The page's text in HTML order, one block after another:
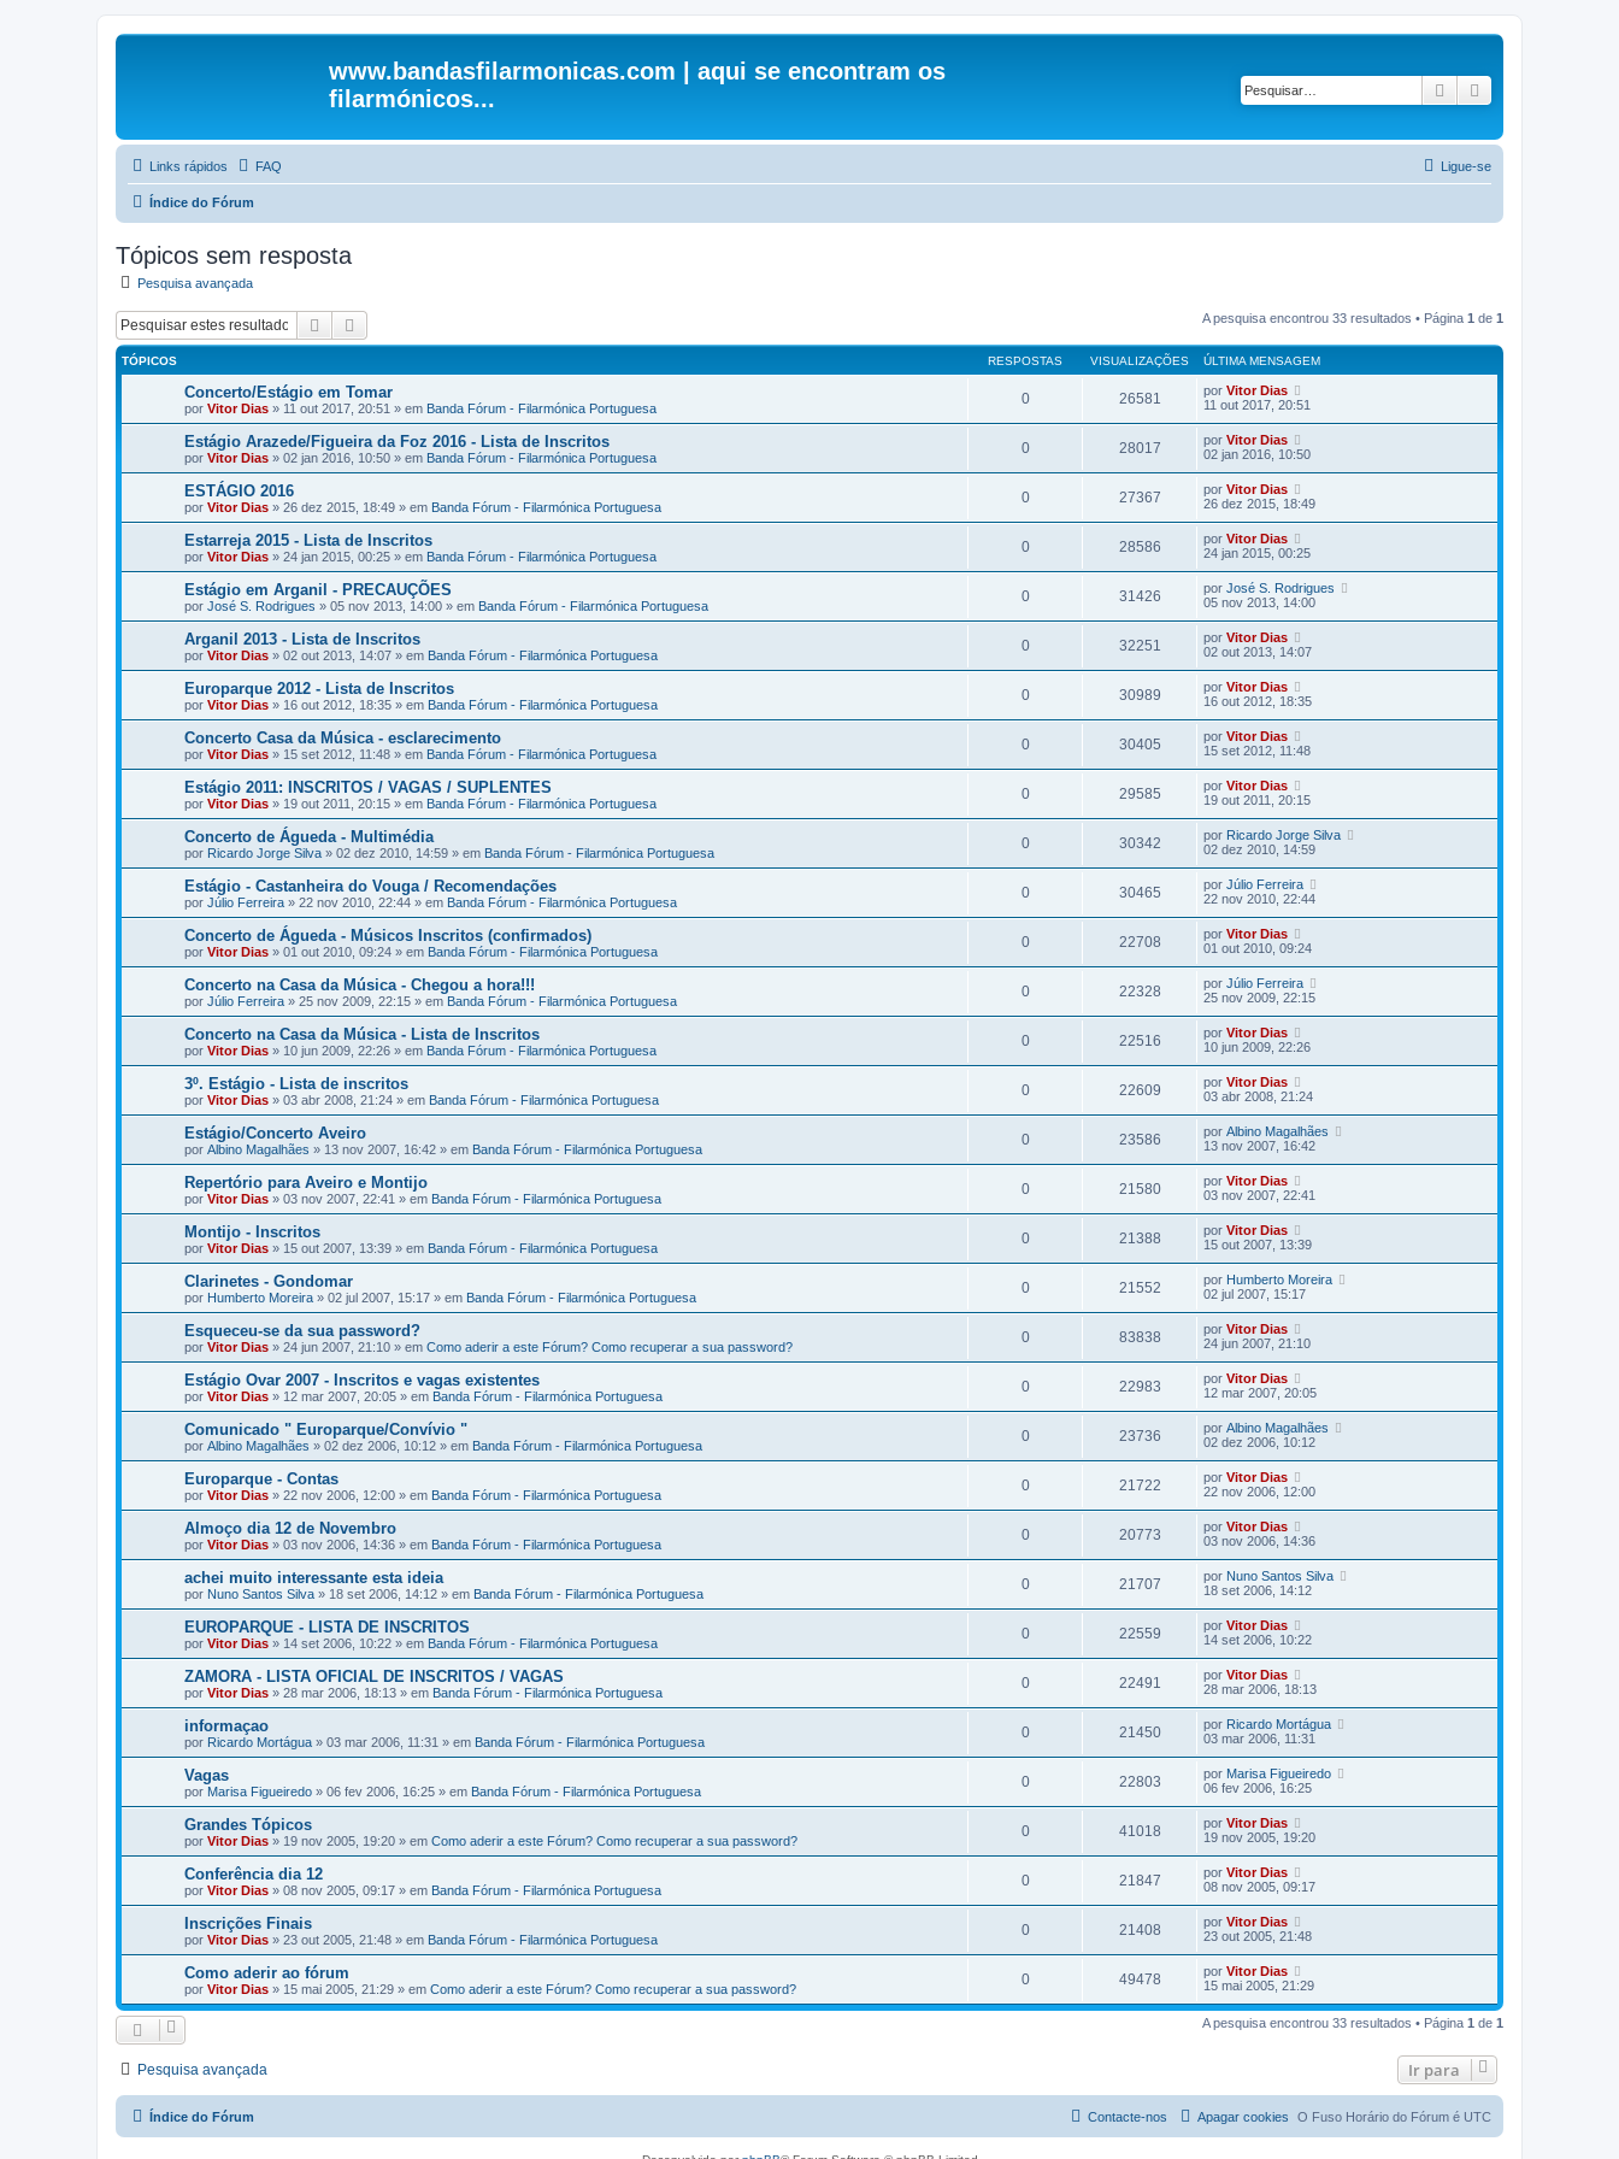
www.bandasfilarmonicas.com | aqui se encontram os
filarmónicos...
Pesquisar
Links rápidos FAQ Ligue-se
Índice do Fórum
Tópicos sem resposta
Pesquisa avançada
Pesquisar A pesquisa encontrou 33 resultados • Página 1 de 1
TÓPICOS RESPOSTAS VISUALIZAÇÕES ÚLTIMA MENSAGEM
Concerto/Estágio em Tomar
por Vitor Dias » 11 out 2017, 20:51 » em Banda Fórum - Filarmónica Portuguesa
0 26581 por Vitor Dias
11 out 2017, 20:51
Estágio Arazede/Figueira da Foz 2016 - Lista de Inscritos
por Vitor Dias » 02 jan 2016, 10:50 » em Banda Fórum - Filarmónica Portuguesa
0 28017 por Vitor Dias
02 jan 2016, 10:50
ESTÁGIO 2016
por Vitor Dias » 26 dez 2015, 18:49 » em Banda Fórum - Filarmónica Portuguesa
0 27367 por Vitor Dias
26 dez 2015, 18:49
Estarreja 2015 - Lista de Inscritos
por Vitor Dias » 24 jan 2015, 00:25 » em Banda Fórum - Filarmónica Portuguesa
0 28586 por Vitor Dias
24 jan 2015, 00:25
Estágio em Arganil - PRECAUÇÕES
por José S. Rodrigues » 05 nov 2013, 14:00 » em Banda Fórum - Filarmónica Portuguesa
0 31426 por José S. Rodrigues
05 nov 2013, 14:00
Arganil 2013 - Lista de Inscritos
por Vitor Dias » 02 out 2013, 14:07 » em Banda Fórum - Filarmónica Portuguesa
0 32251 por Vitor Dias
02 out 2013, 14:07
Europarque 2012 - Lista de Inscritos
por Vitor Dias » 16 out 2012, 18:35 » em Banda Fórum - Filarmónica Portuguesa
0 30989 por Vitor Dias
16 out 2012, 18:35
Concerto Casa da Música - esclarecimento
por Vitor Dias » 15 set 2012, 11:48 » em Banda Fórum - Filarmónica Portuguesa
0 30405 por Vitor Dias
15 set 2012, 11:48
Estágio 2011: INSCRITOS / VAGAS / SUPLENTES
por Vitor Dias » 19 out 2011, 20:15 » em Banda Fórum - Filarmónica Portuguesa
0 29585 por Vitor Dias
19 out 2011, 20:15
Concerto de Águeda - Multimédia
por Ricardo Jorge Silva » 02 dez 2010, 14:59 » em Banda Fórum - Filarmónica Portuguesa
0 30342 por Ricardo Jorge Silva
02 dez 2010, 14:59
Estágio - Castanheira do Vouga / Recomendações
por Júlio Ferreira » 22 nov 2010, 22:44 » em Banda Fórum - Filarmónica Portuguesa
0 30465 por Júlio Ferreira
22 nov 2010, 22:44
Concerto de Águeda - Músicos Inscritos (confirmados)
por Vitor Dias » 01 out 2010, 09:24 » em Banda Fórum - Filarmónica Portuguesa
0 22708 por Vitor Dias
01 out 2010, 09:24
Concerto na Casa da Música - Chegou a hora!!!
por Júlio Ferreira » 25 nov 2009, 22:15 » em Banda Fórum - Filarmónica Portuguesa
0 22328 por Júlio Ferreira
25 nov 2009, 22:15
Concerto na Casa da Música - Lista de Inscritos
por Vitor Dias » 10 jun 2009, 22:26 » em Banda Fórum - Filarmónica Portuguesa
0 22516 por Vitor Dias
10 jun 2009, 22:26
3º. Estágio - Lista de inscritos
por Vitor Dias » 03 abr 2008, 21:24 » em Banda Fórum - Filarmónica Portuguesa
0 22609 por Vitor Dias
03 abr 2008, 21:24
Estágio/Concerto Aveiro
por Albino Magalhães » 13 nov 2007, 16:42 » em Banda Fórum - Filarmónica Portuguesa
0 23586 por Albino Magalhães
13 nov 2007, 16:42
Repertório para Aveiro e Montijo
por Vitor Dias » 03 nov 2007, 22:41 » em Banda Fórum - Filarmónica Portuguesa
0 21580 por Vitor Dias
03 nov 2007, 22:41
Montijo - Inscritos
por Vitor Dias » 15 out 2007, 13:39 » em Banda Fórum - Filarmónica Portuguesa
0 21388 por Vitor Dias
15 out 2007, 13:39
Clarinetes - Gondomar
por Humberto Moreira » 02 jul 2007, 15:17 » em Banda Fórum - Filarmónica Portuguesa
0 21552 por Humberto Moreira
02 jul 2007, 15:17
Esqueceu-se da sua password?
por Vitor Dias » 24 jun 2007, 21:10 » em Como aderir a este Fórum? Como recuperar a sua password?
0 83838 por Vitor Dias
24 jun 2007, 21:10
Estágio Ovar 2007 - Inscritos e vagas existentes
por Vitor Dias » 12 mar 2007, 20:05 » em Banda Fórum - Filarmónica Portuguesa
0 22983 por Vitor Dias
12 mar 2007, 20:05
Comunicado " Europarque/Convívio "
por Albino Magalhães » 02 dez 2006, 10:12 » em Banda Fórum - Filarmónica Portuguesa
0 23736 por Albino Magalhães
02 dez 2006, 10:12
Europarque - Contas
por Vitor Dias » 22 nov 2006, 12:00 » em Banda Fórum - Filarmónica Portuguesa
0 21722 por Vitor Dias
22 nov 2006, 12:00
Almoço dia 12 de Novembro
por Vitor Dias » 03 nov 2006, 14:36 » em Banda Fórum - Filarmónica Portuguesa
0 20773 por Vitor Dias
03 nov 2006, 14:36
achei muito interessante esta ideia
por Nuno Santos Silva » 18 set 2006, 14:12 » em Banda Fórum - Filarmónica Portuguesa
0 21707 por Nuno Santos Silva
18 set 2006, 14:12
EUROPARQUE - LISTA DE INSCRITOS
por Vitor Dias » 14 set 2006, 10:22 » em Banda Fórum - Filarmónica Portuguesa
0 22559 por Vitor Dias
14 set 2006, 10:22
ZAMORA - LISTA OFICIAL DE INSCRITOS / VAGAS
por Vitor Dias » 28 mar 2006, 18:13 » em Banda Fórum - Filarmónica Portuguesa
0 22491 por Vitor Dias
28 mar 2006, 18:13
informaçao
por Ricardo Mortágua » 03 mar 2006, 11:31 » em Banda Fórum - Filarmónica Portuguesa
0 21450 por Ricardo Mortágua
03 mar 2006, 11:31
Vagas
por Marisa Figueiredo » 06 fev 2006, 16:25 » em Banda Fórum - Filarmónica Portuguesa
0 22803 por Marisa Figueiredo
06 fev 2006, 16:25
Grandes Tópicos
por Vitor Dias » 19 nov 2005, 19:20 » em Como aderir a este Fórum? Como recuperar a sua password?
0 41018 por Vitor Dias
19 nov 2005, 19:20
Conferência dia 12
por Vitor Dias » 08 nov 2005, 09:17 » em Banda Fórum - Filarmónica Portuguesa
0 21847 por Vitor Dias
08 nov 2005, 09:17
Inscrições Finais
por Vitor Dias » 23 out 2005, 21:48 » em Banda Fórum - Filarmónica Portuguesa
0 21408 por Vitor Dias
23 out 2005, 21:48
Como aderir ao fórum
por Vitor Dias » 15 mai 2005, 21:29 » em Como aderir a este Fórum? Como recuperar a sua password?
0 49478 por Vitor Dias
15 mai 2005, 21:29
A pesquisa encontrou 33 resultados • Página 1 de 1
Pesquisa avançada Ir para
Índice do Fórum O Fuso Horário do Fórum é UTC
Apagar cookies
Contacte-nos